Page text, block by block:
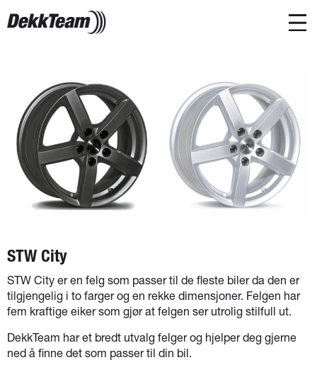
STW City
STW City er en felg som passer til de fleste biler da den er
tilgjengelig i to farger og en rekke dimensjoner. Felgen har
fem kraftige eiker som gjør at felgen ser utrolig stilfull ut.
DekkTeam har et bredt utvalg felger og hjelper deg gjerne
ned å finne det som passer til din bil.